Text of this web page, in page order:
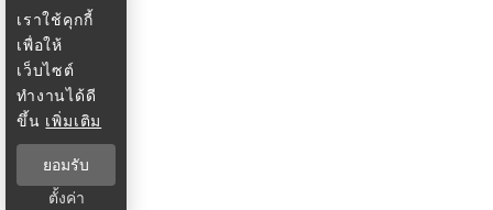
เราใช้คุกกี้
เพื่อให้
เว็บไซต์
ทำงานได้ดี
ขึ้น เพิ่มเติม
ยอมรับ
ตั้งค่า